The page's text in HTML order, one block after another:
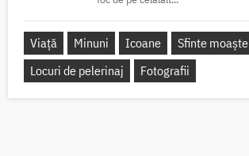
Viață Minuni Icoane
Sfinte moaște
Locuri de pelerinaj
Fotografii